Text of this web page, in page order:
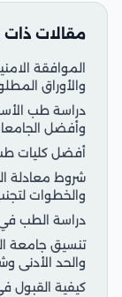
مقالات
الموافقة
والأوراق
دراسة طب
وأفضل
أفضل كليات
شروط معادلة
والخطوات
دراسة الطب
والحد الأدنى